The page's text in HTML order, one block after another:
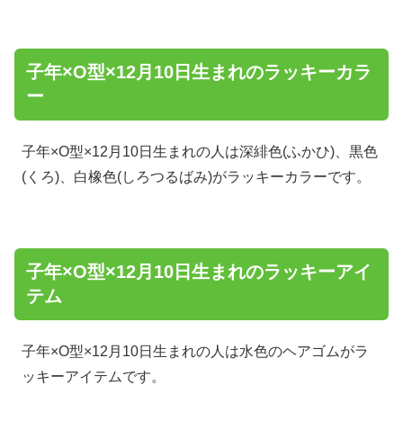
子年×O型×12月10日生まれのラッキーカラ
ー
子年×O型×12月10日生まれの人は深緋色(ふかひ)、黒色
(くろ)、白橡色(しろつるばみ)がラッキーカラーです。
子年×O型×12月10日生まれのラッキーアイ
テム
子年×O型×12月10日生まれの人は水色のヘアゴムがラ
ッキーアイテムです。